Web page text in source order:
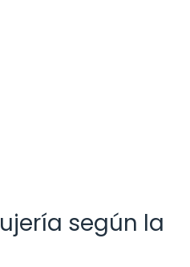
según la